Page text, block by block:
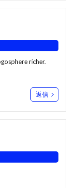
richer.
返信